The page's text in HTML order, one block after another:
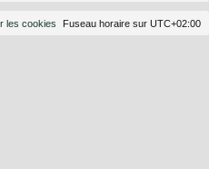
Fuseau horaire sur UTC+02:00
les cookies